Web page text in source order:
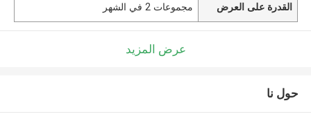
القدرة على العرض مجموعات 2 في الشهر
عرض المزيد
حول نا